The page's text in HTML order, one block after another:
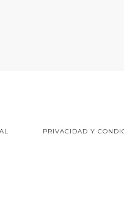
PRIVACIDAD Y